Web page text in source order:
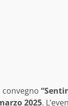
2025.